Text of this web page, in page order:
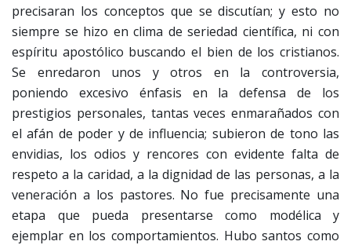
precisaran los conceptos que se discutían; y esto no
siempre se hizo en clima de seriedad científica, ni con
espíritu apostólico buscando el bien de los cristianos.
Se enredaron unos y otros en la controversia,
poniendo excesivo énfasis en la defensa de los
prestigios personales, tantas veces enmarañados con
el afán de poder y de influencia; subieron de tono las
envidias, los odios y rencores con evidente falta de
respeto a la caridad, a la dignidad de las personas, a la
veneración a los pastores. No fue precisamente una
etapa que pueda presentarse como modélica y
ejemplar en los comportamientos. Hubo santos como